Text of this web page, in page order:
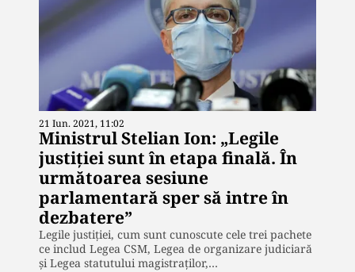
21 Iun. 2021, 11:02
Ministrul Stelian Ion: „Legile
justiției sunt în etapa finală. În
următoarea sesiune
parlamentară sper să intre în
dezbatere”
Legile justiției, cum sunt cunoscute cele trei pachete
ce includ Legea CSM, Legea de organizare judiciară
și Legea statutului magistraților,…